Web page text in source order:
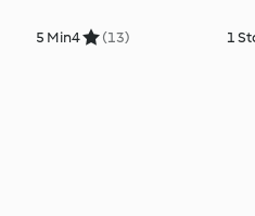
5 Min4 (13) 1